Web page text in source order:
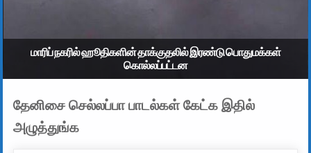
மாரிப் நகரில் ஹூதிகளின் தாக்குதலில் இரண்டு பொதுமக்கள்
கொல்லப்பட்டன
தேனிசை செல்லப்பா பாடல்கள் கேட்க இதில்
அழுத்துங்க